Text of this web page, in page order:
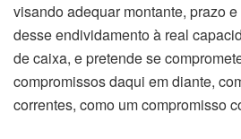
visando adequar montante, prazo
desse endividamento à real
de caixa, e pretende se
compromissos daqui em diante,
correntes, como um compromisso